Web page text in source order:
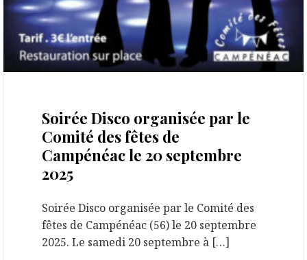
Soirée Disco organisée par le
Comité des fêtes de
Campénéac le 20 septembre
2025
Soirée Disco organisée par le Comité des
fêtes de Campénéac (56) le 20 septembre
2025. Le samedi 20 septembre à […]